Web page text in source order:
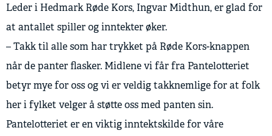
Leder i Hedmark Røde Kors, Ingvar Midthun, er glad for
at antallet spiller og inntekter øker.
– Takk til alle som har trykket på Røde Kors-knappen
når de panter flasker. Midlene vi får fra Pantelotteriet
betyr mye for oss og vi er veldig takknemlige for at folk
her i fylket velger å støtte oss med panten sin.
Pantelotteriet er en viktig inntektskilde for våre